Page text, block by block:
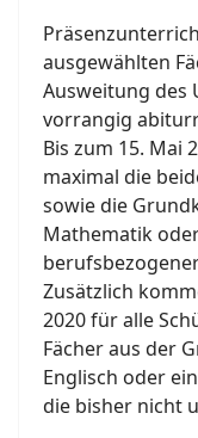
ausgewählten
Ausweitung des
vorrangig
Bis zum 15. Mai
maximal die
sowie die
Mathematik
Zusätzlich
2020 für alle
Fächer aus der
Englisch oder
die bisher nicht